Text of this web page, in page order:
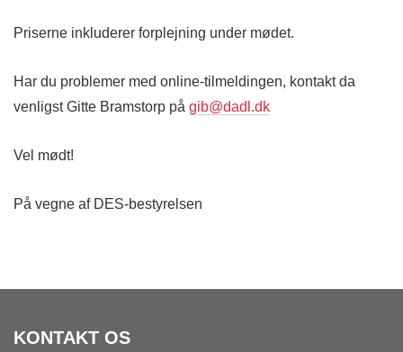
Priserne inkluderer forplejning under mødet.
Har du problemer med online-tilmeldingen, kontakt da
venligst Gitte Bramstorp på gib@dadl.dk
Vel mødt!
På vegne af DES-bestyrelsen
KONTAKT OS